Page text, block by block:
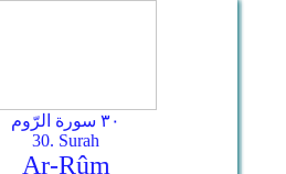
٣٠ سورة الرّوم
30. Surah
Ar-­Rûm